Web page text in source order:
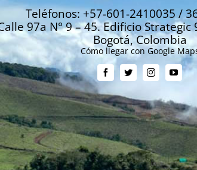
Teléfonos: +57-601-2410035 /
97a N° 9 – 45. Edificio Strategic
Bogotá, Colombia
Cómo llegar con Google